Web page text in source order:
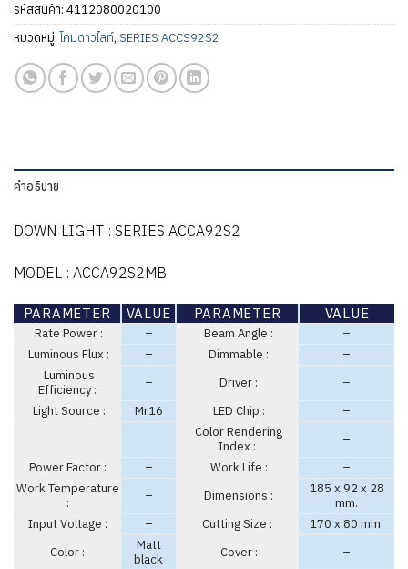
รหัสสินค้า: 4112080020100
หมวดหมู่: โคมดาวไลท์, SERIES ACCS92S2
คำอธิบาย
DOWN LIGHT : SERIES ACCA92S2
MODEL : ACCA92S2MB
PARAMETER VALUE PARAMETER VALUE
Rate Power : – Beam Angle :
–
Luminous Flux :
– Dimmable :
–
Luminous
Efficiency :
– Driver :
–
Light Source :
Mr16 LED Chip :
–
Color Rendering
Index :
–
Power Factor :
– Work Life :
–
Work Temperature
:
– Dimensions :
185 x 92 x 28
mm.
Input Voltage :
– Cutting Size :
170 x 80 mm.
Color :
Matt
black
Cover :
–